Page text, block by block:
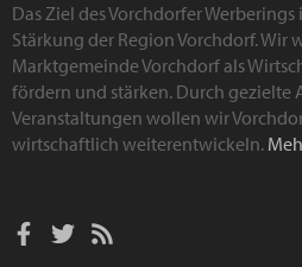
Das Ziel des Vorchdorfer
Stärkung der Region Vorchdorf.
Marktgemeinde Vorchdorf als
fördern und stärken. Durch gezielte
Veranstaltungen wollen wir
wirtschaftlich weiterentwickeln.